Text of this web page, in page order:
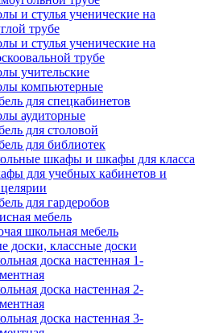
и стулья ученические на
трубе
и стулья ученические на
трубе
учительские
компьютерные
для спецкабинетов
аудиторные
для столовой
для библиотек
шкафы и шкафы для класса
для учебных кабинетов и
для гардеробов
мебель
школьная мебель
доски, классные доски
доска настенная 1-
доска настенная 2-
доска настенная 3-